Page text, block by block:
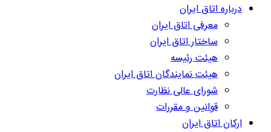
درباره اتاق ایران
معرفی اتاق ایران
ساختار اتاق ایران
هیئت رئیسه
هیئت نمایندگان اتاق ایران
شورای عالی نظارت
قوانین و مقررات
ارکان اتاق ایران